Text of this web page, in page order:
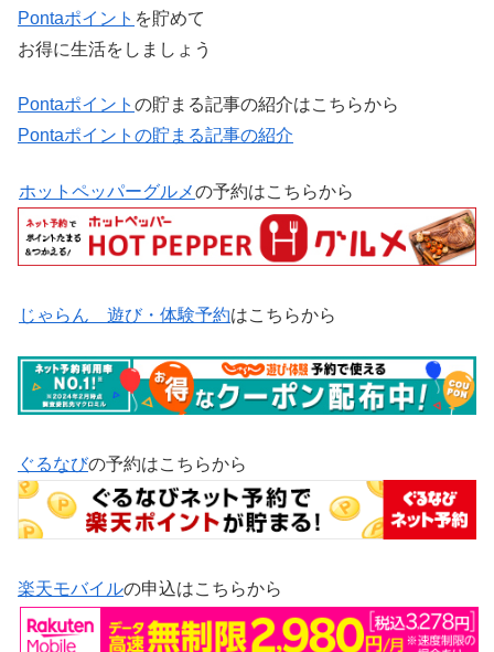
Pontaポイント を貯めて
お得に生活をしましょう
Pontaポイント の貯まる記事の紹介はこちらから
Pontaポイントの貯まる記事の紹介
ホットペッパーグルメの予約はこちらから
じゃらん 遊び・体験予約はこちらから
ぐるなびの予約はこちらから
楽天モバイルの申込はこちらから